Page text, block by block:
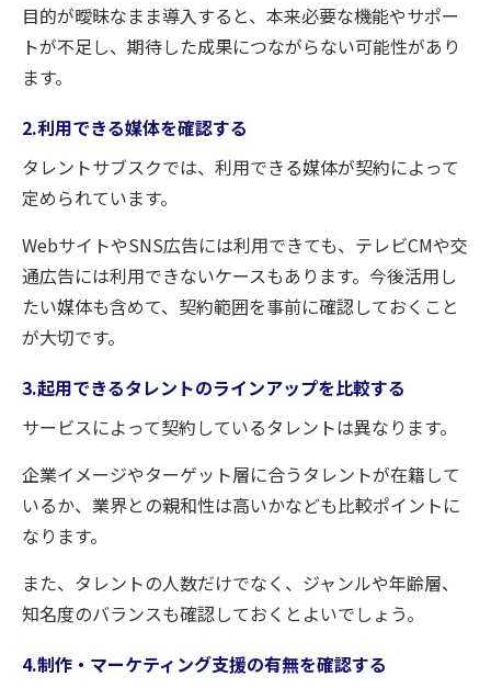
目的が曖昧なまま導入すると、本来必要な機能やサポー
トが不足し、期待した成果につながらない可能性があり
ます。
2.利用できる媒体を確認する
タレントサブスクでは、利用できる媒体が契約によって
定められています。
WebサイトやSNS広告には利用できても、テレビCMや交
通広告には利用できないケースもあります。今後活用し
たい媒体も含めて、契約範囲を事前に確認しておくこと
が大切です。
3.起用できるタレントのラインアップを比較する
サービスによって契約しているタレントは異なります。
企業イメージやターゲット層に合うタレントが在籍して
いるか、業界との親和性は高いかなども比較ポイントに
なります。
また、タレントの人数だけでなく、ジャンルや年齢層、
知名度のバランスも確認しておくとよいでしょう。
4.制作・マーケティング支援の有無を確認する